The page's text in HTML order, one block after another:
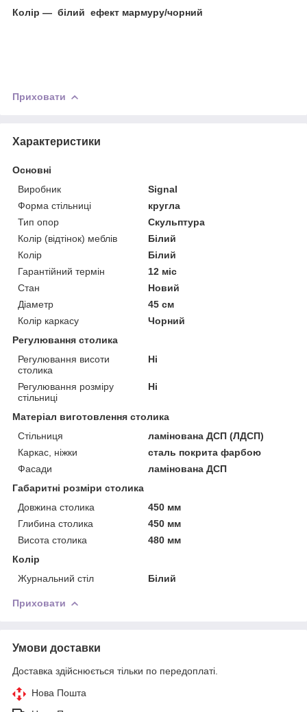
Колір — білий ефект мармуру/чорний
Приховати
Характеристики
Основні
Виробник
Signal
Форма стільниці
кругла
Тип опор
Скульптура
Колір (відтінок) меблів
Білий
Колір
Білий
Гарантійний термін
12 міс
Стан
Новий
Діаметр
45 см
Колір каркасу
Чорний
Регулювання столика
Регулювання висоти
столика
Ні
Регулювання розміру
стільниці
Ні
Матеріал виготовлення столика
Стільниця
ламінована ДСП (ЛДСП)
Каркас, ніжки
сталь покрита фарбою
Фасади
ламінована ДСП
Габаритні розміри столика
Довжина столика
450 мм
Глибина столика
450 мм
Висота столика
480 мм
Колір
Журнальний стіл
Білий
Приховати
Умови доставки
Доставка здійснюється тільки по передоплаті.
Нова Пошта